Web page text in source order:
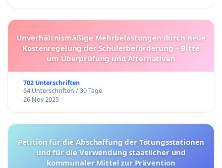
Unverhältnismäßige Mehrbelastungen durch neue
Kostenregelung der Schülerbeförderung – Bitte
um Überprüfung und Alternativen
702 Unterschriften
64 Unterschriften / 30 Tage
26 Nov 2025
Petition für die Abschaffung der Tötungsstationen
und für die Verwendung staatlicher und
kommunaler Mittel zur Prävention